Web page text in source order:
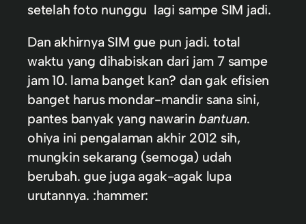
setelah foto nunggu lagi sampe SIM jadi.
Dan akhirnya SIM gue pun jadi. total
waktu yang dihabiskan dari jam 7 sampe
jam 10. lama banget kan? dan gak efisien
banget harus mondar-mandir sana sini,
pantes banyak yang nawarin bantuan.
ohiya ini pengalaman akhir 2012 sih,
mungkin sekarang (semoga) udah
berubah. gue juga agak-agak lupa
urutannya. :hammer: